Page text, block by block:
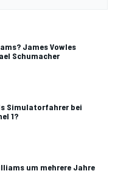
James Vowles
Schumacher
Simulatorfahrer bei
1?
um mehrere Jahre